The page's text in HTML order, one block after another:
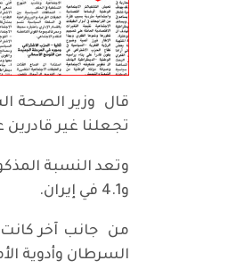
قال وزير الصحة
تجعلنا غير قادرين
و4.1 في إيران.
السرطان وأدوية